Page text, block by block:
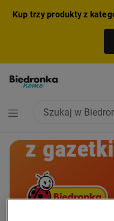
Kup trzy produkty z
DODANO
USUNIĘTO
ZESTAW
NIE MOŻNA BYŁO
CAROUSEL
PROMOCJA: HITY Z GAZETKI